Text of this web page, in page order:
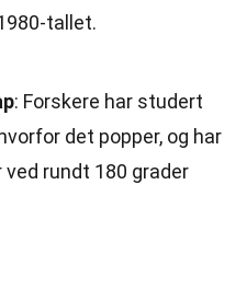
tallet.
: Forskere har studert
det popper, og har
rundt 180 grader